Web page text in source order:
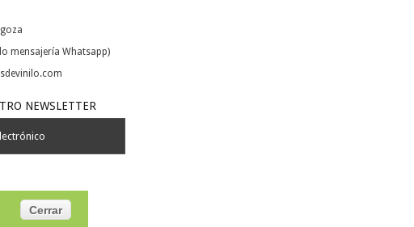
mensajería Whatsapp)
Cerrar
NEWSLETTER